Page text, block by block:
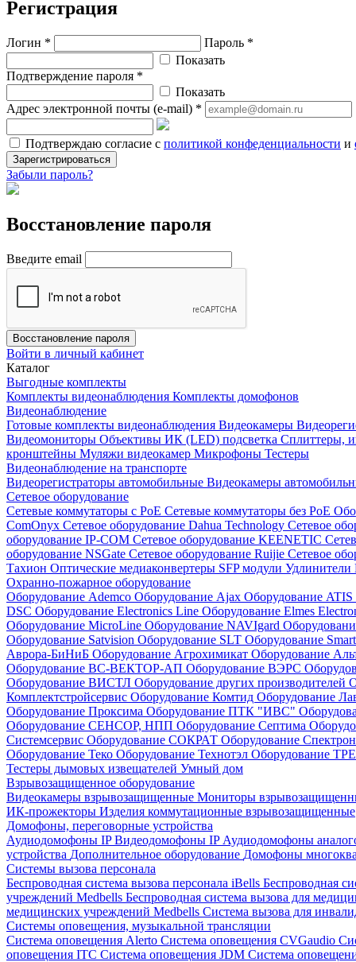
Регистрация
Логин *
Пароль *
Показать
Подтверждение пароля *
Показать
Адрес электронной почты (e-mail) *
Подтверждаю согласие с политикой конфеденциальности и
Зарегистрироваться
Забыли пароль?
Восстановление пароля
Введите email
Восстановление пароля
Войти в личный кабинет
Каталог
Выгодные комплекты
Комплекты видеонаблюдения Комплекты домофонов
Видеонаблюдение
Готовые комплекты видеонаблюдения Видеокамеры
Видеомониторы Объективы ИК (LED) подсветка Сплиттеры,
кронштейны Муляжи видеокамер Микрофоны Тестеры
Видеонаблюдение на транспорте
Видеорегистраторы автомобильные Видеокамеры
Сетевое оборудование
Сетевые коммутаторы с РоЕ Сетевые коммутаторы без РоЕ
ComOnyx Сетевое оборудование Dahua Technology Сетевое
оборудование IP-COM Сетевое оборудование KEENETIC
оборудование NSGate Сетевое оборудование Ruijie Сетевое
Тахион Оптические медиаконвертеры SFP модули Удлинители
Охранно-пожарное оборудование
Оборудование Ademco Оборудование Ajax Оборудование ATIS
DSC Оборудование Electronics Line Оборудование Elmes
Оборудование MicroLine Оборудование NAVIgard
Оборудование Satvision Оборудование SLT Оборудование
Аврора-БиНиБ Оборудование Агрохимикат Оборудование
Оборудование ВС-ВЕКТОР-АП Оборудование ВЭРС
Оборудование ВИСТЛ Оборудование других производителей
Комплектстройсервис Оборудование Комтид Оборудование
Оборудование Проксима Оборудование ПТК "ИВС"
Оборудование СЕНСОР, НПП Оборудование Септима
Системсервис Оборудование СОКРАТ Оборудование
Оборудование Теко Оборудование Технотэл Оборудование
Тестеры дымовых извещателей Умный дом
Взрывозащищенное оборудование
Видеокамеры взрывозащищенные Мониторы
ИК-прожекторы Изделия коммутационные взрывозащищенные
Домофоны, переговорные устройства
Аудиодомофоны IPВидеодомофоны IP Аудиодомофоны
устройства Дополнительное оборудование Домофоны
Системы вызова персонала
Беспроводная система вызова персонала iBells Беспроводная
учреждений Medbells Беспроводная система вызова для
медицинских учреждений Medbells Система вызова для
Системы оповещения, музыкальной трансляции
Система оповещения Alerto Система оповещения CVGaudio
оповещения ITC Система оповещения JDM Система